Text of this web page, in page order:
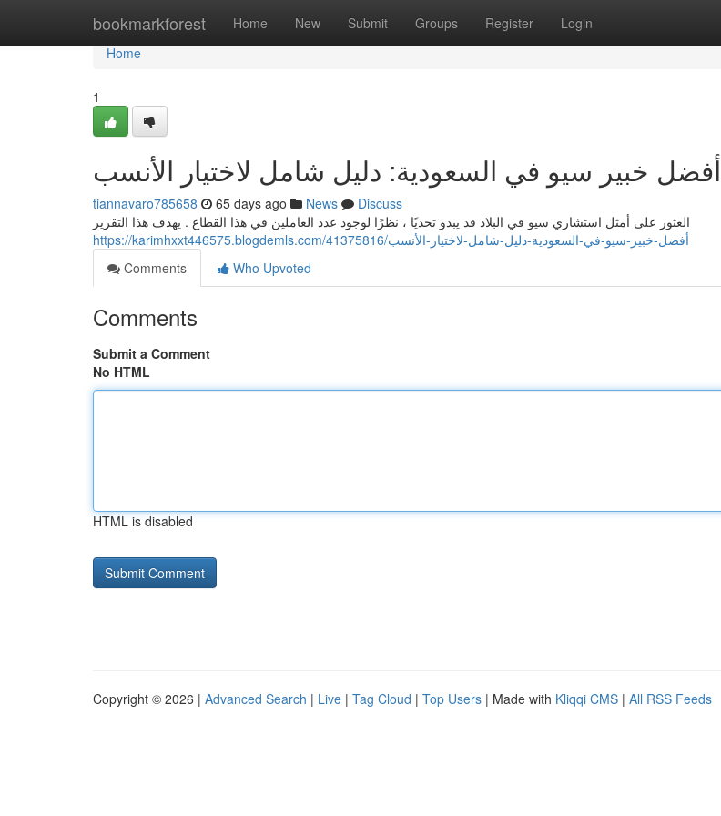
bookmarkforest Home New Submit Groups Register Login
Home
Home
1
أفضل خبير سيو في السعودية: دليل شامل لاختيار الأنسب
tiannavaro785658 65 days ago News
Discuss
العثور على أمثل استشاري سيو في البلاد قد يبدو تحديًا ، نظرًا لوجود عدد العاملين في هذا القطاع . يهدف هذا التقرير
https://karimhxxt446575.blogdemls.com/41375816/أفضل-خبير-سيو-في-السعودية-دليل-شامل-لاختيار-الأنسب
Comments
Who Upvoted
Comments
Submit a Comment
No HTML
HTML is disabled
Copyright © 2026 | Advanced Search | Live | Tag Cloud | Top Users | Made with Kliqqi CMS | All RSS Feeds